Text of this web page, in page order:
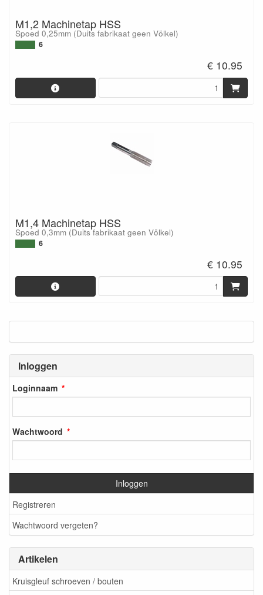
Inloggen
Loginnaam
Wachtwoord
Inloggen
Registreren
Wachtwoord vergeten?
Artikelen
Kruisgleuf schroeven / bouten
M1,2 Machinetap HSS
Spoed 0,25mm (Duits fabrikaat geen Völkel)
6
€ 10.95
M1,4 Machinetap HSS
Spoed 0,3mm (Duits fabrikaat geen Völkel)
6
€ 10.95